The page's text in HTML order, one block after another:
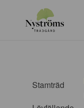
Stamträd